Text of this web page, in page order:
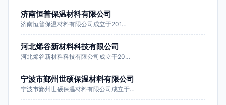
济南恒普保温材料有限公司
济南恒普保温材料有限公司成立于201…
河北烯谷新材料科技有限公司
河北烯谷新材料科技有限公司成立于20…
宁波市鄞州世硕保温材料有限公司
宁波市鄞州世硕保温材料有限公司成立于…